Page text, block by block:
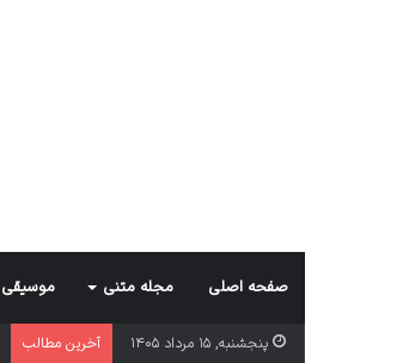
صفحه اصلی مجله متنی موسیقی
پنجشنبه, ۱۵ مرداد ۱۴۰۵ آخرین مطالب